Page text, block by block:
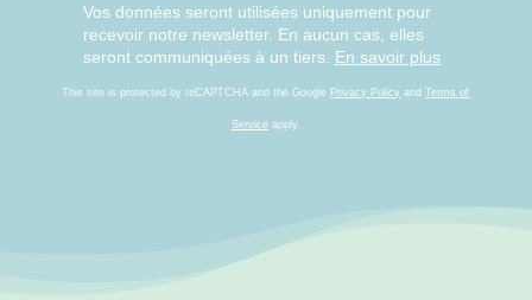
Vos données seront utilisées uniquement pour
recevoir notre newsletter. En aucun cas, elles
seront communiquées à un tiers. En savoir plus
This site is protected by reCAPTCHA and the Google Privacy Policy andTerms of
Serviceapply.